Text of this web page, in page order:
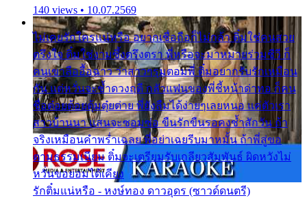
140 views • 10.07.2569
ไม่เคยรักใครแน่หรือ อยากเชื่อถือก็ไม่กล้า ติ๋มใช่คนสวย
ตรึงใจ ติ๋มใช่งามซึ้งตรึงตรา พี่หรือจะมาหมายร่วมชีวี ก็
คนเขาลืออื้อฉาว ว่าสาวๆรุมตอมพี่ ติ๋มอยากรับรักเหมือน
กัน แต่หวั่นจะช้ำดวงฤดี กลัวแฟนของพี่ชี้หน้าด่าทอ ก็คน
ชื่อต๋อยต้อยตุ้มตุ๋ยต่าย พี่ยังลืมได้ง่ายๆเลยหนอ แค่ตัวเรา
สาวบ้านนา แสนจะซอมซ่อ ขืนรักขืนรอคงช้ำสักวัน ถ้า
จริงเหมือนคำพร่ำเฉลย พี่อย่าเฉยรีบมาหมั้น ถ้าพี่สู่ขอ
ตามธรรมเนียม ติ๋มจะเตรียมรับเกลียวสัมพันธ์ ผิดหวังไม่
หวั่นขอยอมได้เคียง
รักติ๋มแน่หรือ - หงษ์ทอง ดาวอุดร (ซาวด์ดนตรี)